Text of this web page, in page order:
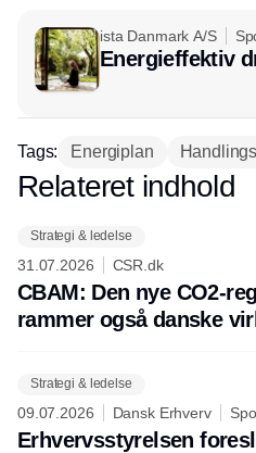
ista Danmark A/S
Energieffektiv
Tags: Energiplan
Relateret indhold
Strategi & ledelse
31.07.2026 CSR.dk
CBAM: Den nye CO2-
rammer også danske
Strategi & ledelse
09.07.2026 Dansk Erhverv
Erhvervsstyrelsen